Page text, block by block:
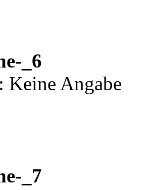
_6
Keine Angabe
_7